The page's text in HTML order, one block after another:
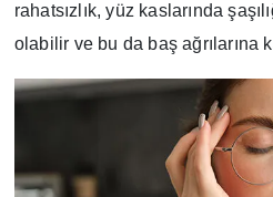
rahatsızlık, yüz kaslarında
olabilir ve bu da baş ağrılarına